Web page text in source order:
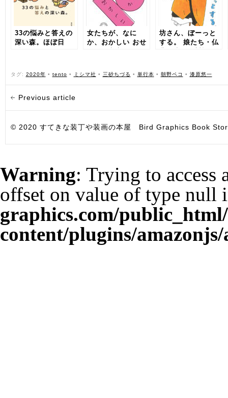
33の悩みと答えの
深い森。ほぼ日
女たちが、なに
か、おかしい おせ
坊さん、ぼーっと
する。 娘たち・仏
り
タグ: 2020年 • tento • ミシマ社 • 三砂ちづる • 単行本 • 朝野ペコ • 漆原悠一
Previous article
© 2020 すてきな装丁や装画の本屋 Bird Graphics Book
Warning: Trying to access
offset on value of type null
graphics.com/
content/plugins/